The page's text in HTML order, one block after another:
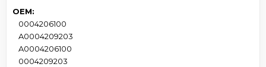
OEM:
0004206100
A0004209203
A0004206100
0004209203